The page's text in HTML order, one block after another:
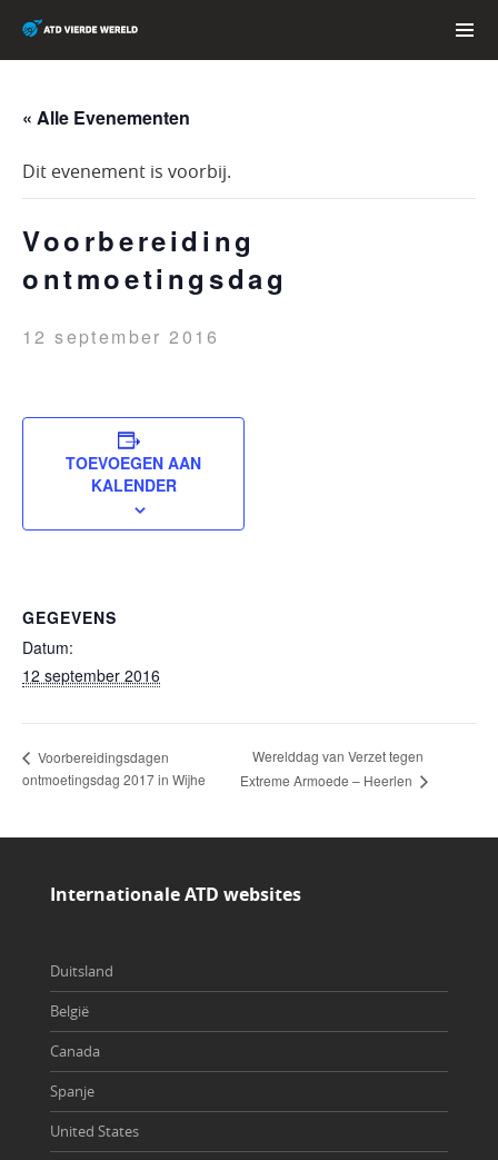
content
« Alle Evenementen
Dit evenement is voorbij.
Voorbereiding
ontmoetingsdag
12 september 2016
TOEVOEGEN AAN
KALENDER
GEGEVENS
Datum:
12 september 2016
Voorbereidingsdagen
ontmoetingsdag 2017 in Wijhe
Werelddag van Verzet tegen
Extreme Armoede – Heerlen
Internationale ATD websites
Duitsland
België
Canada
Spanje
United States